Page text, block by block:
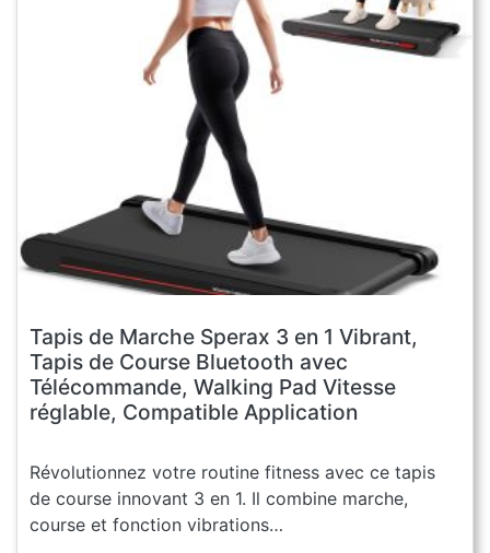
Tapis de Marche Sperax 3 en 1 Vibrant,
Tapis de Course Bluetooth avec
Télécommande, Walking Pad Vitesse
réglable, Compatible Application
Révolutionnez votre routine fitness avec ce tapis
de course innovant 3 en 1. Il combine marche,
course et fonction vibrations…